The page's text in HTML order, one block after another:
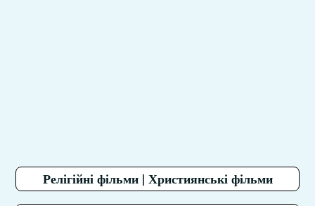
Релігійні фільми | Християнські фільми